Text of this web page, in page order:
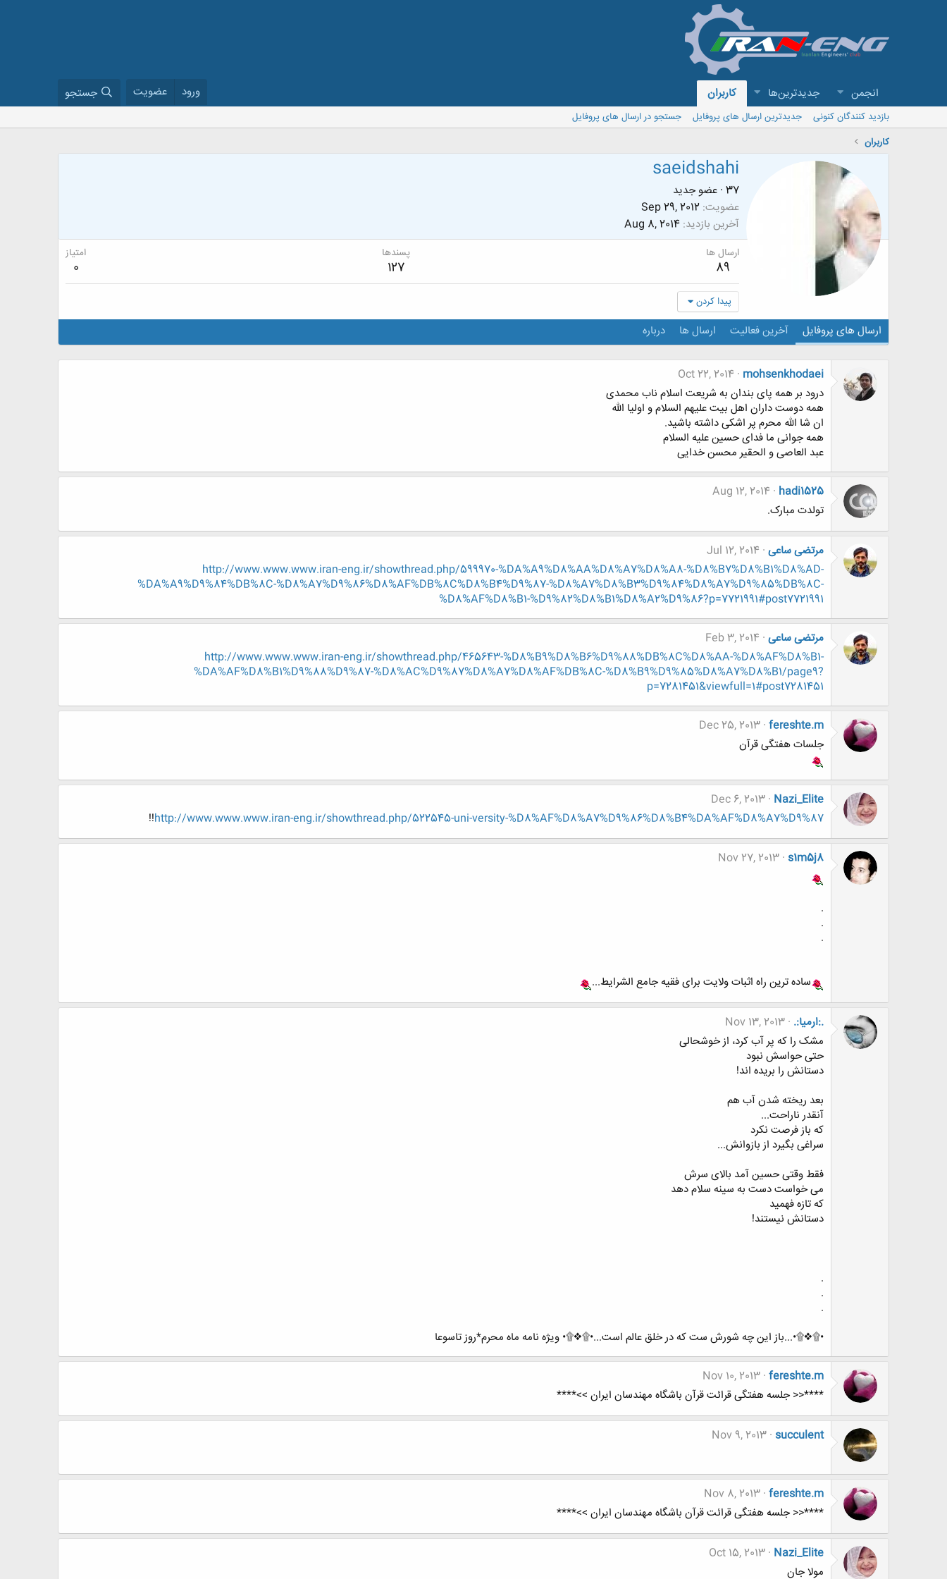
انجمن جدیدترین‌ها کاربران ورود عضویت جستجو
بازدید کنندگان کنونی جدیدترین ارسال های پروفایل
جستجو در ارسال های پروفایل
کاربران
saeidshahi
عضو جدید · 37
عضویت Sep 29, 2012
آخرین بازدید Aug 8, 2014
ارسال ها
89
پسندها
127
امتیاز
0
پیدا کردن
ارسال های پروفایل آخرین فعالیت ارسال ها درباره
mohsenkhodaei
Oct 22, 2014
درود بر همه پای بندان به شریعت اسلام ناب محمدی
همه دوست داران اهل بیت علیهم السلام و اولیا الله
ان شا الله محرم پر اشکی داشته باشید.
همه جوانی ما فدای حسین علیه السلام
عبد العاصی و الحقیر محسن خدایی
hadi1525
Aug 12, 2014
تولدت مبارک.
مرتضی ساعی Jul 12, 2014
http://www.www.www.iran-eng.ir/showthread.php/599970-%DA%A9%D8%AA%D8%A7%D8%A8-%D8%B7%D8%B1%D8%AD-
%DA%A9%D9%84%DB%8C-%D8%A7%D9%86%D8%AF%DB%8C%D8%B4%D9%87-%D8%A7%D8%B3%D9%84%D8%A7%D9%85%DB%8C-
%D8%AF%D8%B1-%D9%82%D8%B1%D8%A2%D9%86?p=7721991#post7721991
مرتضی ساعی Feb 3, 2014
http://www.www.www.iran-eng.ir/showthread.php/465643-%D8%B9%D8%B6%D9%88%DB%8C%D8%AA-%D8%AF%D8%B1-
%DA%AF%D8%B1%D9%88%D9%87-%D8%AC%D9%87%D8%A7%D8%AF%DB%8C-%D8%B9%D9%85%D8%A7%D8%B1/page9?
p=7281451&viewfull=1#post7281451
fereshte.m
Dec 25, 2013
جلسات هفتگی قرآن
Nazi_Elite
Dec 6, 2013
http://www.www.www.iran-eng.ir/showthread.php/522545-uni-versity-%D8%AF%D8%A7%D9%86%D8%B4%DA%AF%D8%A7%D9%87
!!
s1m5j8
Nov 27, 2013
.
.
.
ساده ترین راه اثبات ولایت برای فقیه جامع الشرایط...
.:ارمیا:. Nov 13, 2013
مشک را که پر آب کرد، از خوشحالی
حتی حواسش نبود
دستانش را بریده اند!
بعد ریخته شدن آب هم
آنقدر ناراحت...
که باز فرصت نکرد
سراغی بگیرد از بازوانش...
فقط وقتی حسین آمد بالای سرش
می خواست دست به سینه سلام دهد
که تازه فهمید
دستانش نیستند!
.
.
.
•۩❖۩•...باز این چه شورش ست که در خلق عالم است...•۩❖۩• ویژه نامه ماه محرم*روز تاسوعا
fereshte.m
Nov 10, 2013
****<< جلسه هفتگی قرائت قرآن باشگاه مهندسان ایران >>****
succulent
Nov 9, 2013
fereshte.m
Nov 8, 2013
****<< جلسه هفتگی قرائت قرآن باشگاه مهندسان ایران >>****
Nazi_Elite
Oct 15, 2013
مولا جان